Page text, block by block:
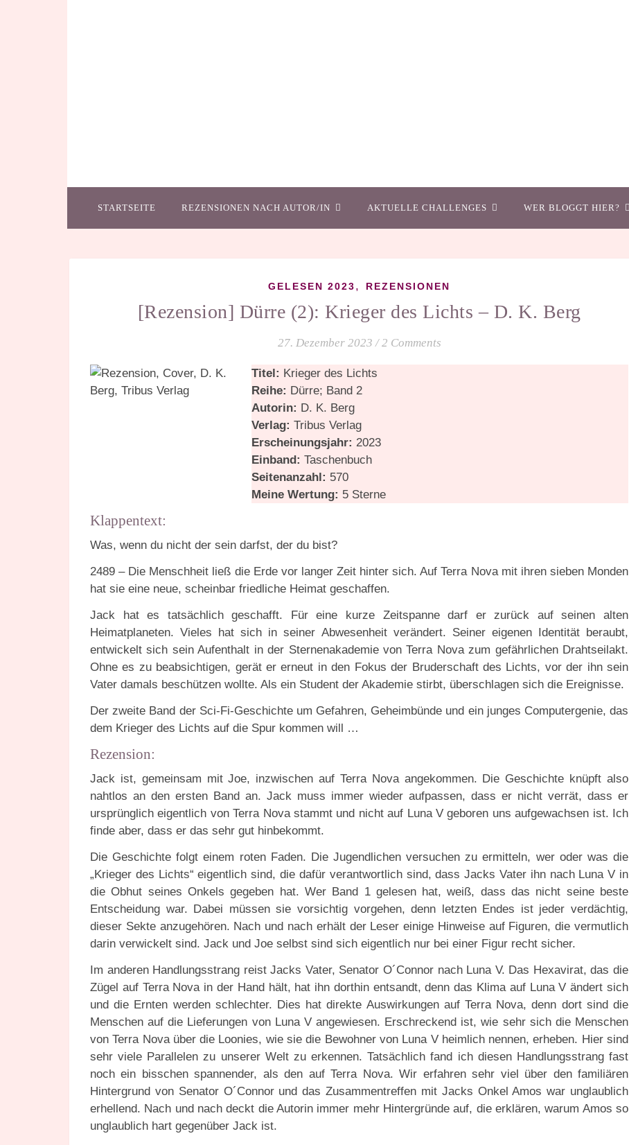
STARTSEITE REZENSIONEN NACH AUTOR/IN AKTUELLE CHALLENGES WER BLOGGT HIER?
GELESEN 2023, REZENSIONEN
[Rezension] Dürre (2): Krieger des Lichts – D. K. Berg
27. Dezember 2023 / 2 Comments
Titel: Krieger des Lichts
Reihe: Dürre; Band 2
Autorin: D. K. Berg
Verlag: Tribus Verlag
Erscheinungsjahr:2023
Einband: Taschenbuch
Seitenanzahl: 570
Meine Wertung: 5 Sterne
Klappentext:
Was, wenn du nicht der sein darfst, der du bist?
2489 – Die Menschheit ließ die Erde vor langer Zeit hinter sich. Auf Terra Nova mit ihren sieben Monden
hat sie eine neue, scheinbar friedliche Heimat geschaffen.
Jack hat es tatsächlich geschafft. Für eine kurze Zeitspanne darf er zurück auf seinen alten
Heimatplaneten. Vieles hat sich in seiner Abwesenheit verändert. Seiner eigenen Identität beraubt,
entwickelt sich sein Aufenthalt in der Sternenakademie von Terra Nova zum gefährlichen Drahtseilakt.
Ohne es zu beabsichtigen, gerät er erneut in den Fokus der Bruderschaft des Lichts, vor der ihn sein
Vater damals beschützen wollte. Als ein Student der Akademie stirbt, überschlagen sich die Ereignisse.
Der zweite Band der Sci-Fi-Geschichte um Gefahren, Geheimbünde und ein junges Computergenie, das
dem Krieger des Lichts auf die Spur kommen will …
Rezension:
Jack ist, gemeinsam mit Joe, inzwischen auf Terra Nova angekommen. Die Geschichte knüpft also
nahtlos an den ersten Band an. Jack muss immer wieder aufpassen, dass er nicht verrät, dass er
ursprünglich eigentlich von Terra Nova stammt und nicht auf Luna V geboren uns aufgewachsen ist. Ich
finde aber, dass er das sehr gut hinbekommt.
Die Geschichte folgt einem roten Faden. Die Jugendlichen versuchen zu ermitteln, wer oder was die
„Krieger des Lichts“ eigentlich sind, die dafür verantwortlich sind, dass Jacks Vater ihn nach Luna V in
die Obhut seines Onkels gegeben hat. Wer Band 1 gelesen hat, weiß, dass das nicht seine beste
Entscheidung war. Dabei müssen sie vorsichtig vorgehen, denn letzten Endes ist jeder verdächtig,
dieser Sekte anzugehören. Nach und nach erhält der Leser einige Hinweise auf Figuren, die vermutlich
darin verwickelt sind. Jack und Joe selbst sind sich eigentlich nur bei einer Figur recht sicher.
Im anderen Handlungsstrang reist Jacks Vater, Senator O´Connor nach Luna V. Das Hexavirat, das die
Zügel auf Terra Nova in der Hand hält, hat ihn dorthin entsandt, denn das Klima auf Luna V ändert sich
und die Ernten werden schlechter. Dies hat direkte Auswirkungen auf Terra Nova, denn dort sind die
Menschen auf die Lieferungen von Luna V angewiesen. Erschreckend ist, wie sehr sich die Menschen
von Terra Nova über die Loonies, wie sie die Bewohner von Luna V heimlich nennen, erheben. Hier sind
sehr viele Parallelen zu unserer Welt zu erkennen. Tatsächlich fand ich diesen Handlungsstrang fast
noch ein bisschen spannender, als den auf Terra Nova. Wir erfahren sehr viel über den familiären
Hintergrund von Senator O´Connor und das Zusammentreffen mit Jacks Onkel Amos war unglaublich
erhellend. Nach und nach deckt die Autorin immer mehr Hintergründe auf, die erklären, warum Amos so
unglaublich hart gegenüber Jack ist.